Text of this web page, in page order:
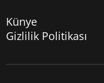
Künye
Gizlilik Politikası